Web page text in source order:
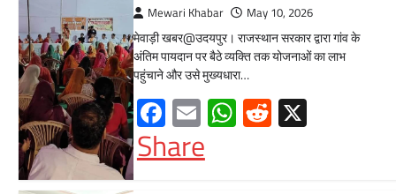
Mewari Khabar May 10, 2026
मेवाड़ी खबर@उदयपुर। राजस्थान सरकार द्वारा गांव के
अंतिम पायदान पर बैठे व्यक्ति तक योजनाओं का लाभ
पहुंचाने और उसे मुख्यधारा…
Facebook
EmailWhatsApp
Reddit
X
Share